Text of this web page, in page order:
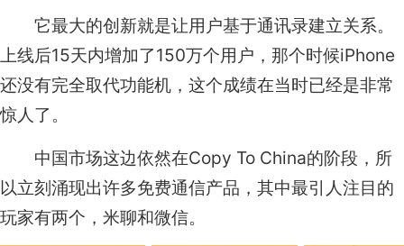
它最大的创新就是让用户基于通讯录建立关系。
上线后15天内增加了150万个用户，那个时候iPhone
还没有完全取代功能机，这个成绩在当时已经是非常
惊人了。
中国市场这边依然在Copy To China的阶段，所
以立刻涌现出许多免费通信产品，其中最引人注目的
玩家有两个，米聊和微信。